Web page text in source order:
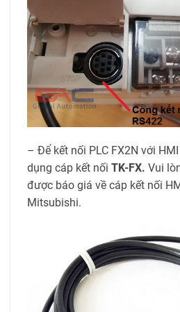
– Để kết nối PLC FX2N với
dụng cáp kết nối TK-FX. Vui
được báo giá về cáp kết nối
Mitsubishi.